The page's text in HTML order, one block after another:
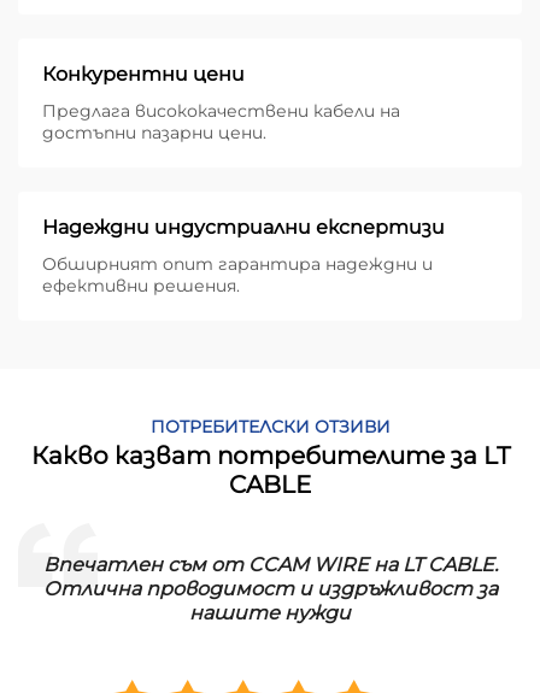
Конкурентни цени
Предлага висококачествени кабели на
достъпни пазарни цени.
Надеждни индустриални експертизи
Обширният опит гарантира надеждни и
ефективни решения.
ПОТРЕБИТЕЛСКИ ОТЗИВИ
Какво казват потребителите за LT
CABLE
Впечатлен съм от CCAM WIRE на LT CABLE.
Отлична проводимост и издръжливост за
нашите нужди